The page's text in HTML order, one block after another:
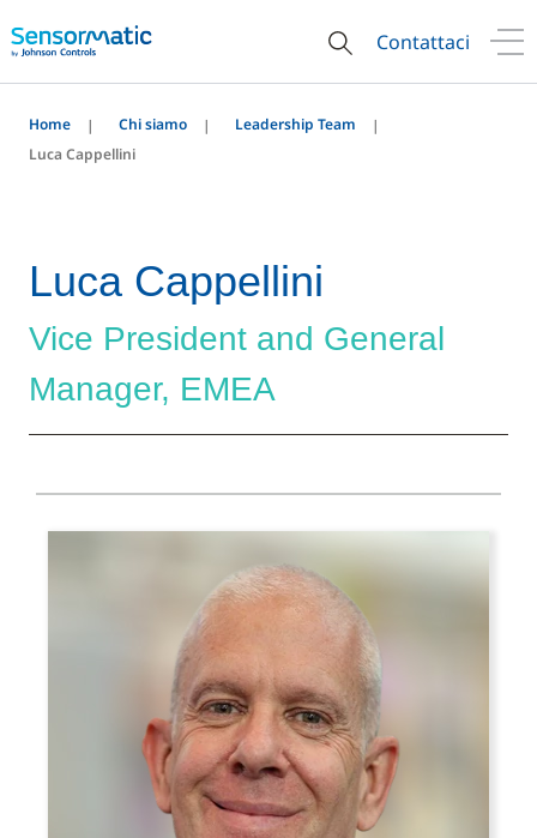
Contattaci
Home Chi siamo
Leadership Team
Luca Cappellini
Luca Cappellini
Vice President and General
Manager, EMEA